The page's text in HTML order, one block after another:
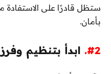
ستظل قادرًا على
بأمان.
#2. ابدأ بتنظيم